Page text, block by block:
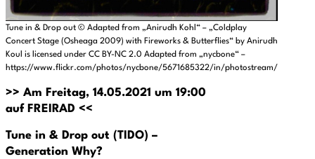
Tune in & Drop out © Adapted from „Anirudh Kohl“ – „Coldplay
Concert Stage (Osheaga 2009) with Fireworks & Butterflies“ by Anirudh
Koul is licensed under CC BY-NC 2.0 Adapted from „nycbone“ –
https://www.flickr.com/photos/nycbone/5671685322/in/photostream/
>> Am Freitag, 14.05.2021 um 19:00
auf FREIRAD <<
Tune in & Drop out (TIDO) –
Generation Why?